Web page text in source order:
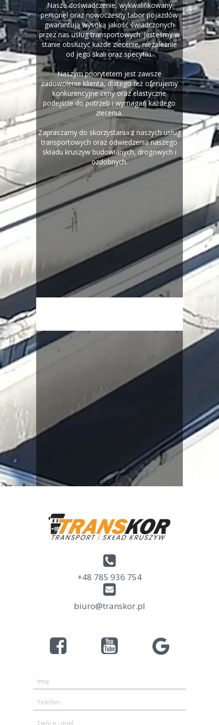
+48 785 936 754
biuro@transkor.pl
Nasze doświadczenie, wykwalifikowany
personel oraz nowoczesny tabor pojazdów
gwarantują wysoką jakość świadczonych
przez nas usług transportowych. Jesteśmy w
stanie obsłużyć każde zlecenie, niezależnie
od jego skali oraz specyfiki.
Naszym priorytetem jest zawsze
zadowolenie klienta, dlatego też oferujemy
konkurencyjne ceny oraz elastyczne
podejście do potrzeb i wymagań każdego
zlecenia.
Zapraszamy do skorzystania z naszych usług
transportowych oraz odwiedzenia naszego
składu kruszyw budowlanych, drogowych i
ozdobnych.